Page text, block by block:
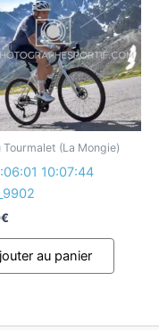
Tourmalet (La Mongie)
10:07:44
€
au panier